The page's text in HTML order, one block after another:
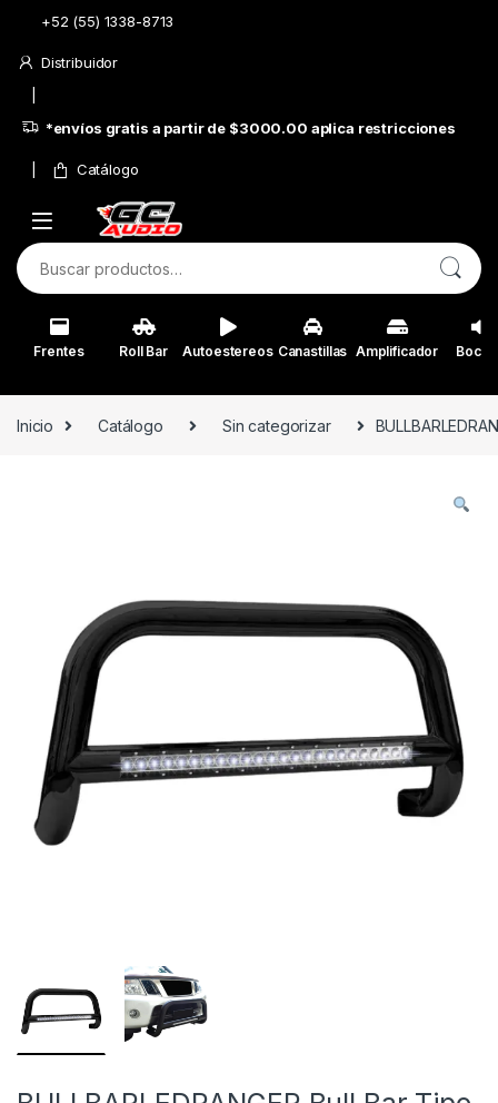
Skip to navigation
Skip to content
+52 (55) 1338-8713
Distribuidor
*envíos gratis a partir de $3000.00 aplica restricciones
Catálogo
Buscar por:
Frentes Roll Bar Autoestereos Canastillas Amplificador
Inicio Catálogo Sin categorizar